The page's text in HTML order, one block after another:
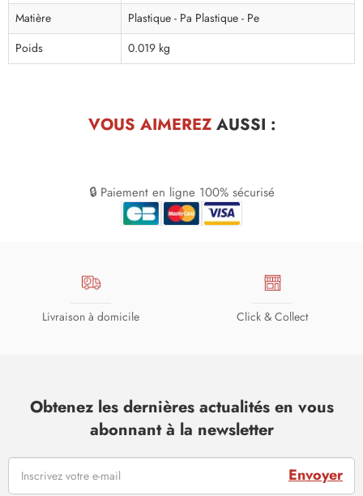
Matière
Plastique - Pa Plastique - Pe
Poids
0.019 kg
VOUS AIMEREZAUSSI :
🔒 Paiement en ligne 100% sécurisé
Livraison à domicile Click & Collect
Obtenez les dernières actualités en vous
abonnant à la newsletter
Envoyer